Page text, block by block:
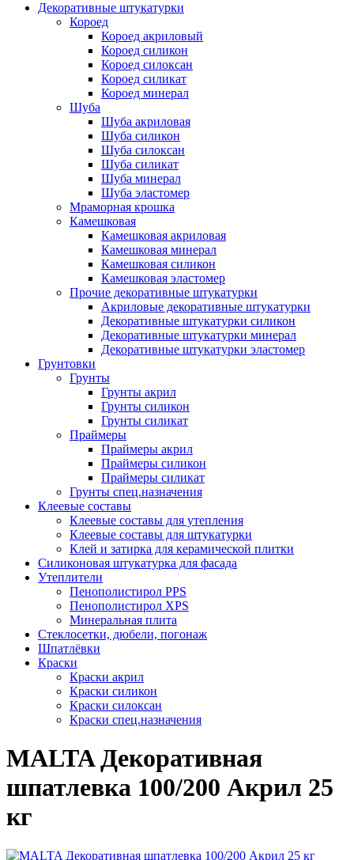
Декоративные штукатурки
Короед
Короед акриловый
Короед силикон
Короед силоксан
Короед силикат
Короед минерал
Шуба
Шуба акриловая
Шуба силикон
Шуба силоксан
Шуба силикат
Шуба минерал
Шуба эластомер
Мраморная крошка
Камешковая
Камешковая акриловая
Камешковая минерал
Камешковая силикон
Камешковая эластомер
Прочие декоративные штукатурки
Акриловые декоративные штукатурки
Декоративные штукатурки силикон
Декоративные штукатурки минерал
Декоративные штукатурки эластомер
Грунтовки
Грунты
Грунты акрил
Грунты силикон
Грунты силикат
Праймеры
Праймеры акрил
Праймеры силикон
Праймеры силикат
Грунты спец.назначения
Клеевые составы
Клеевые составы для утепления
Клеевые составы для штукатурки
Клей и затирка для керамической плитки
Силиконовая штукатурка для фасада
Утеплители
Пенополистирол PPS
Пенополистирол XPS
Минеральная плита
Стеклосетки, дюбели, погонаж
Шпатлёвки
Краски
Краски акрил
Краски силикон
Краски силоксан
Краски спец.назначения
MALTA Декоративная
шпатлевка 100/200 Акрил 25
кг